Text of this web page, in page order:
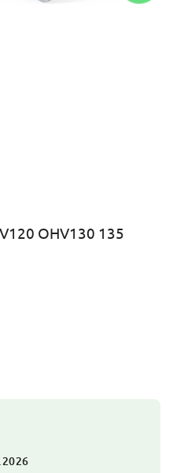
OHV130 135